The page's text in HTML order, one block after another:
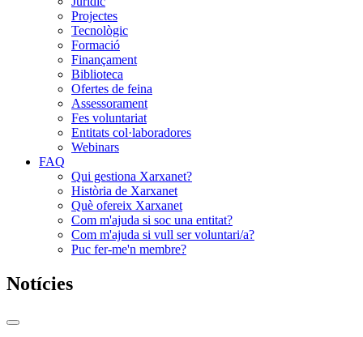
Projectes
Tecnològic
Formació
Finançament
Biblioteca
Ofertes de feina
Assessorament
Fes voluntariat
Entitats col·laboradores
Webinars
FAQ
Qui gestiona Xarxanet?
Història de Xarxanet
Què ofereix Xarxanet
Com m'ajuda si soc una entitat?
Com m'ajuda si vull ser voluntari/a?
Puc fer-me'n membre?
Notícies
Commutador